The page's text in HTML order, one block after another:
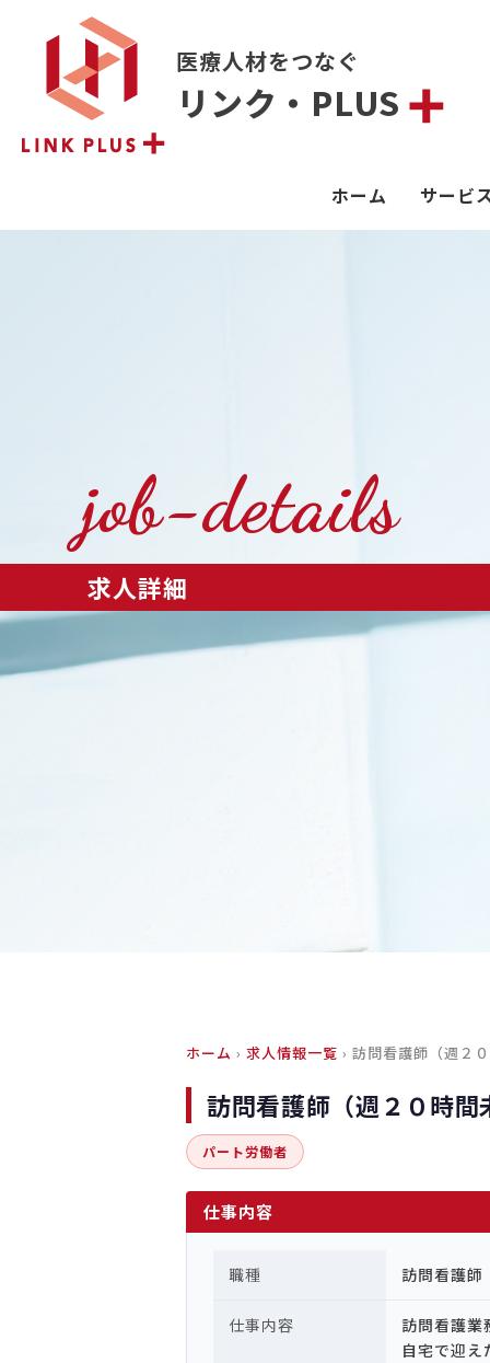
医療人材をつなぐ
リンク・PLUS
ホーム サービ
job-details
求人詳細
ホーム › 求人情報一覧 › 訪問看護師（週２
訪問看護師（週２０時
パート労働者
仕事内容
職種 訪問看護師
仕事内容
訪問看護
自宅で迎